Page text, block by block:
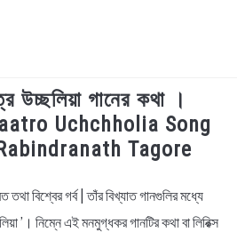
উচ্ছলিয়া গানের কথা ।
Uchchholia Song
Tagore
তথা বিশ্বের গর্ব | তাঁর বিখ্যাত গানগুলির মধ্যে
’। নিম্নে এই মনমুগ্ধকর গানটির কথা বা লিরিক্স